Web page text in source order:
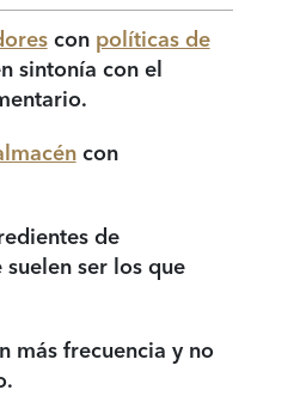
con políticas de
sintonía con el
con
de
ser los que
más frecuencia y no